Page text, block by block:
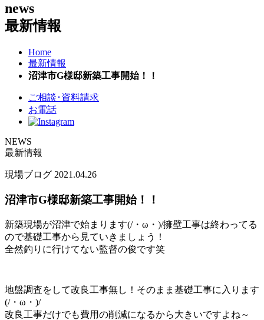
news
最新情報
Home
最新情報
沼津市G様邸新築工事開始！！
ご相談･資料請求
お電話
NEWS
最新情報
現場ブログ 2021.04.26
沼津市G様邸新築工事開始！！
新築現場が沼津で始まります(/・ω・)/擁壁工事は終わってる
ので基礎工事から見ていきましょう！
全然釣りに行けてない監督の俊です笑
地盤調査をして改良工事無し！そのまま基礎工事に入ります
(/・ω・)/
改良工事だけでも費用の削減になるから大きいですよね～